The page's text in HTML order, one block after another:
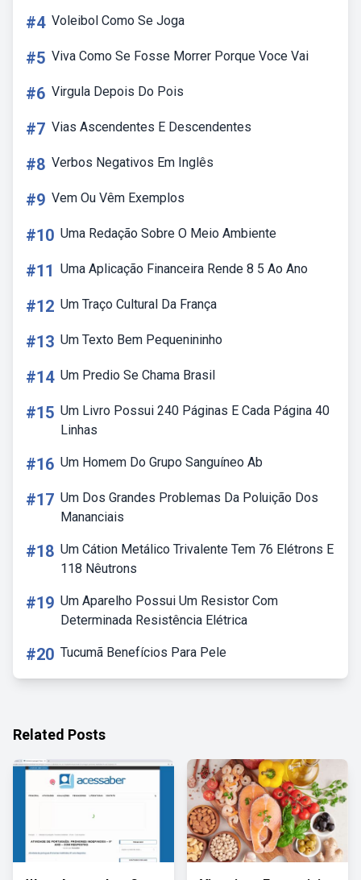
#4 Voleibol Como Se Joga
#5 Viva Como Se Fosse Morrer Porque Voce Vai
#6 Virgula Depois Do Pois
#7 Vias Ascendentes E Descendentes
#8 Verbos Negativos Em Inglês
#9 Vem Ou Vêm Exemplos
#10 Uma Redação Sobre O Meio Ambiente
#11 Uma Aplicação Financeira Rende 8 5 Ao Ano
#12 Um Traço Cultural Da França
#13 Um Texto Bem Pequenininho
#14 Um Predio Se Chama Brasil
#15 Um Livro Possui 240 Páginas E Cada Página 40
Linhas
#16 Um Homem Do Grupo Sanguíneo Ab
#17 Um Dos Grandes Problemas Da Poluição Dos
Mananciais
#18 Um Cátion Metálico Trivalente Tem 76 Elétrons E
118 Nêutrons
#19 Um Aparelho Possui Um Resistor Com
Determinada Resistência Elétrica
#20 Tucumã Benefícios Para Pele
Related Posts